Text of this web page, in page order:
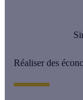
Réaliser des